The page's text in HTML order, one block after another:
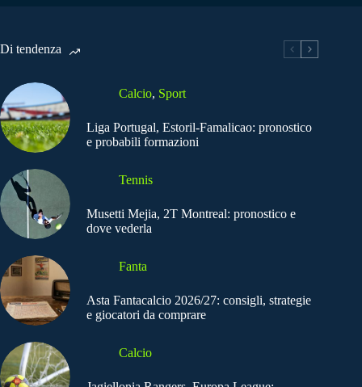
Di tendenza
Calcio, Sport
Liga Portugal, Estoril-Famalicao: pronostico
e probabili formazioni
Tennis
Musetti Mejia, 2T Montreal: pronostico e
dove vederla
Fanta
Asta Fantacalcio 2026/27: consigli, strategie
e giocatori da comprare
Calcio